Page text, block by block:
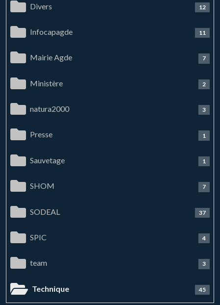
Divers 12
Infocapagde 11
Mairie Agde 7
Ministère 2
natura2000 3
Presse 1
Sauvetage 1
SHOM 7
SODEAL 37
SPIC 4
team 3
Technique 45